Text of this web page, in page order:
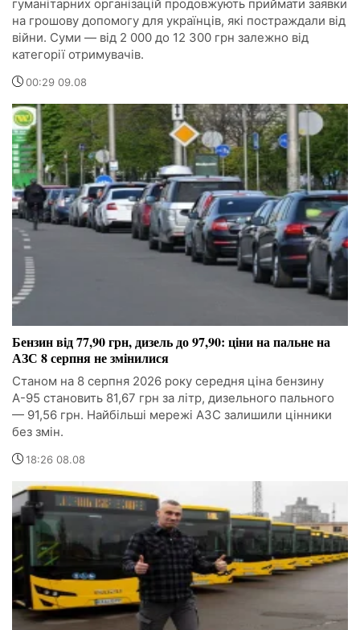
гуманітарних організацій продовжують приймати заявки
на грошову допомогу для українців, які постраждали від
війни. Суми — від 2 000 до 12 300 грн залежно від
категорії отримувачів.
00:29 09.08
Бензин від 77,90 грн, дизель до 97,90: ціни на пальне на
АЗС 8 серпня не змінилися
Станом на 8 серпня 2026 року середня ціна бензину
А-95 становить 81,67 грн за літр, дизельного пального
— 91,56 грн. Найбільші мережі АЗС залишили цінники
без змін.
18:26 08.08